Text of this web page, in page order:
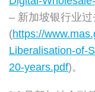
– 新加坡银行业
(https://
Liberalisation-of-
20-years.pdf)。